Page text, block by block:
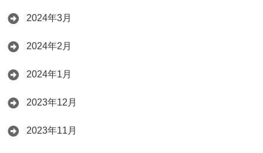
2024年3月
2024年2月
2024年1月
2023年12月
2023年11月